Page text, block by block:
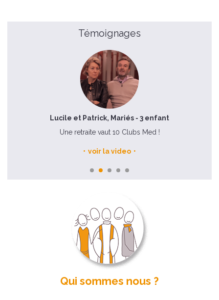
Témoignages
Lucile et Patrick, Mariés - 3 enfant
Une retraite vaut 10 Clubs Med !
voir la video
Qui sommes nous ?